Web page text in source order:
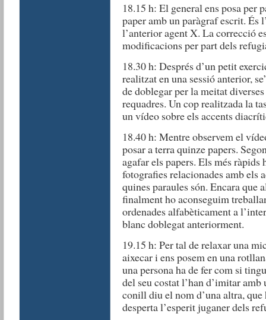
18.15 h: El general ens posa per
paper amb un paràgraf escrit. És
l’anterior agent X. La correcció
modificacions per part dels
18.30 h: Després d’un petit
realitzat en una sessió anterior,
de doblegar per la meitat
requadres. Un cop realitzada la
un vídeo sobre els accents
18.40 h: Mentre observem el
posar a terra quinze papers.
agafar els papers. Els més
fotografies relacionades amb els
quines paraules són. Encara que
finalment ho aconseguim
ordenades alfabèticament a
blanc doblegat anteriorment.
19.15 h: Per tal de relaxar una
aixecar i ens posem en una
una persona ha de fer com si
del seu costat l’han d’imitar
conill diu el nom d’una altra,
desperta l’esperit juganer dels